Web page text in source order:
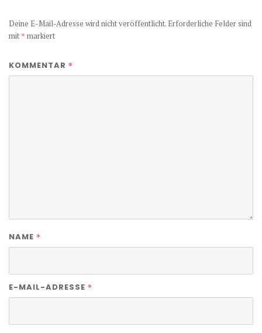
Deine E-Mail-Adresse wird nicht veröffentlicht. Erforderliche Felder sind
mit * markiert
KOMMENTAR *
NAME *
E-MAIL-ADRESSE *